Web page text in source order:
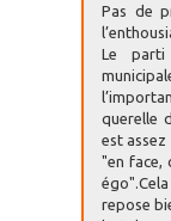
Pas de
Le
querelle
est assez
"en face,
repose